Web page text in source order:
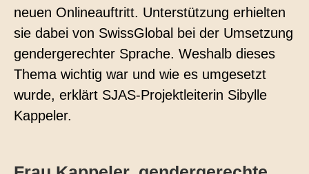
neuen Onlineauftritt. Unterstützung erhielten
sie dabei von SwissGlobal bei der Umsetzung
gendergerechter Sprache. Weshalb dieses
Thema wichtig war und wie es umgesetzt
wurde, erklärt SJAS-Projektleiterin Sibylle
Kappeler.